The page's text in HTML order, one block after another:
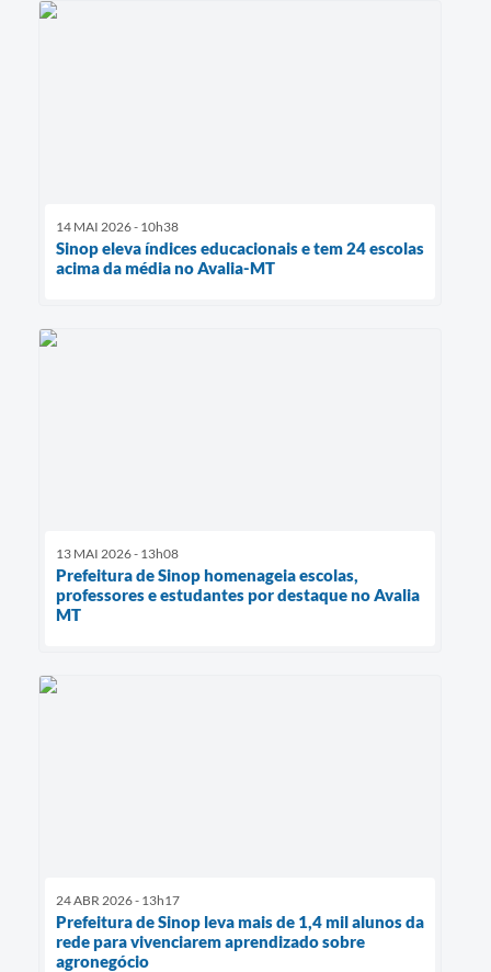
14 MAI 2026 - 10h38
Sinop eleva índices educacionais e tem 24 escolas
acima da média no Avalia-MT
13 MAI 2026 - 13h08
Prefeitura de Sinop homenageia escolas,
professores e estudantes por destaque no Avalia
MT
24 ABR 2026 - 13h17
Prefeitura de Sinop leva mais de 1,4 mil alunos da
rede para vivenciarem aprendizado sobre
agronegócio